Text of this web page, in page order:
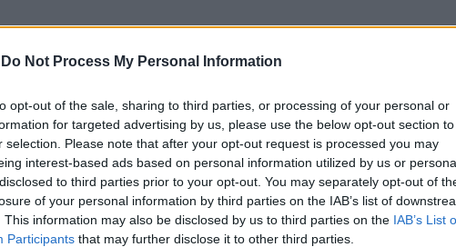
Do Not Process My Personal Information
opt-out of the sale, sharing to third parties, or processing of your personal or
for targeted advertising by us, please use the below opt-out section to
selection. Please note that after your opt-out request is processed you may
interest-based ads based on personal information utilized by us or
to third parties prior to your opt-out. You may separately opt-out of
of your personal information by third parties on the IAB’s list of
This information may also be disclosed by us to third parties on the IAB’s List
Participants that may further disclose it to other third parties.